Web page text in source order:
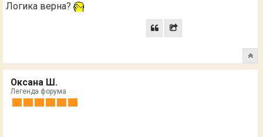
Логика верна?
Оксана Ш.
Легенда форума